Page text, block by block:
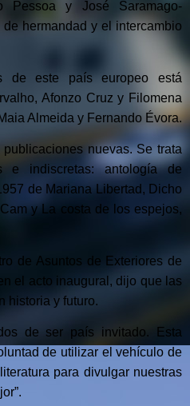
Pessoa y José Saramago-
hermandad y el intercambio
de este país europeo está
Afonzo Cruz y Filomena
Almeida y Fernando Évora.
publicaciones nuevas. Se trata
e indiscretas: antología de
de Mariana Libertad, Dicho
y La costa de los espejos,
de Asuntos de Exteriores de
el acto inaugural, dijo que las
historia y futuro.
de ser país invitado. Esta
de utilizar el vehículo de
para divulgar nuestras